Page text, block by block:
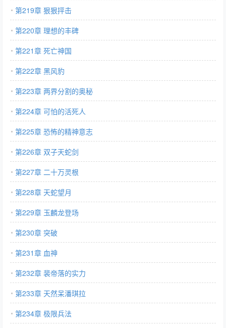
第219章 狠狠抨击
第220章 理想的丰碑
第221章 死亡神国
第222章 黑风豹
第223章 两界分割的奥秘
第224章 可怕的活死人
第225章 恐怖的精神意志
第226章 双子天蛇剑
第227章 二十万灵根
第228章 天蛇望月
第229章 玉麟龙登场
第230章 突破
第231章 血神
第232章 裴帝落的实力
第233章 天然呆潘琪拉
第234章 极限兵法